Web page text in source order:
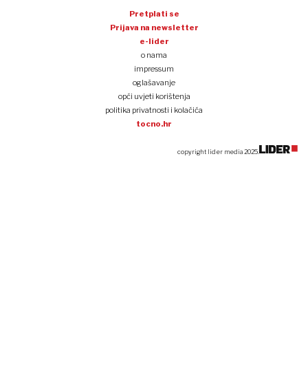
Pretplati se
Prijava na newsletter
e-lider
o nama
impressum
oglašavanje
opći uvjeti korištenja
politika privatnosti i kolačića
tocno.hr
copyright lider media 2025.